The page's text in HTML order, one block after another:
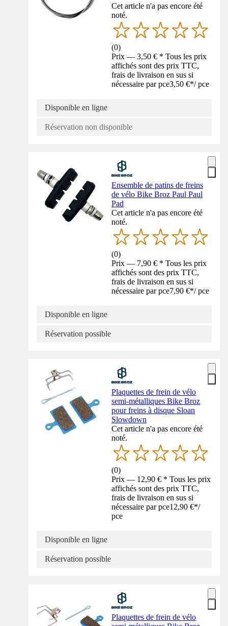
Cet article n'a pas encore été
noté.
(0)
Prix — 3,50 € * Tous les prix
affichés sont des prix TTC,
frais de livraison en sus si
nécessaire par pce3,50 €*/ pce
Disponible en ligne
Réservation non disponible
Ensemble de patins de freins
de vélo Bike Broz Paul Paul
Pad
Cet article n'a pas encore été
noté.
(0)
Prix — 7,90 € * Tous les prix
affichés sont des prix TTC,
frais de livraison en sus si
nécessaire par pce7,90 €*/ pce
Disponible en ligne
Réservation possible
Plaquettes de frein de vélo
semi-métalliques Bike Broz
pour freins à disque Sloan
Slowdown
Cet article n'a pas encore été
noté.
(0)
Prix — 12,90 € * Tous les prix
affichés sont des prix TTC,
frais de livraison en sus si
nécessaire par pce12,90 €*/
pce
Disponible en ligne
Réservation possible
Plaquettes de frein de vélo